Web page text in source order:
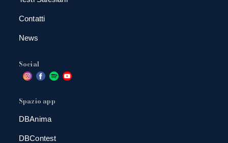
Contatti
News
Social
Spazio app
DBAnima
DBContest